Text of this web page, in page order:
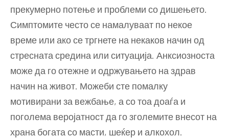
прекумерно потење и проблеми со дишењето.
Симптомите често се намалуваат по некое
време или ако се тргнете на некаков начин од
стресната средина или ситуација. Анксиозноста
може да го отежне и одржувањето на здрав
начин на живот. Можеби сте помалку
мотивирани за вежбање, а со тоа доаѓа и
поголема веројатност да го зголемите внесот на
храна богата со масти, шеќер и алкохол.